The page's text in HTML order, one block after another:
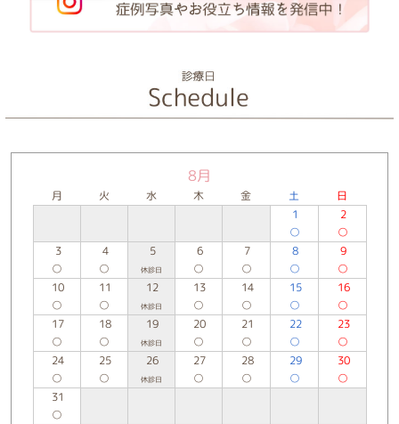
8月
月 火 水 木 金 土
日
1
○
2
○
3
○
4
○
5
休診日
6
○
7
○
8
○
9
○
10
○
11
○
12
休診日
13
○
14
○
15
○
16
○
17
○
18
○
19
休診日
20
○
21
○
22
○
23
○
24
○
25
○
26
休診日
27
○
28
○
29
○
30
○
31
○